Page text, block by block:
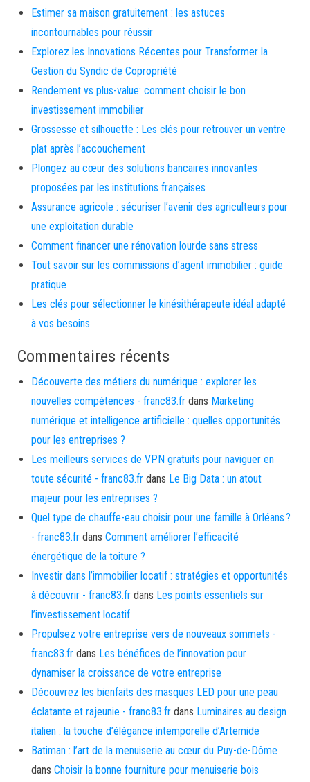
Estimer sa maison gratuitement : les astuces
incontournables pour réussir
Explorez les Innovations Récentes pour Transformer la
Gestion du Syndic de Copropriété
Rendement vs plus-value: comment choisir le bon
investissement immobilier
Grossesse et silhouette : Les clés pour retrouver un ventre
plat après l’accouchement
Plongez au cœur des solutions bancaires innovantes
proposées par les institutions françaises
Assurance agricole : sécuriser l’avenir des agriculteurs pour
une exploitation durable
Comment financer une rénovation lourde sans stress
Tout savoir sur les commissions d’agent immobilier : guide
pratique
Les clés pour sélectionner le kinésithérapeute idéal adapté
à vos besoins
Commentaires récents
Découverte des métiers du numérique : explorer les
nouvelles compétences - franc83.fr dans Marketing
numérique et intelligence artificielle : quelles opportunités
pour les entreprises ?
Les meilleurs services de VPN gratuits pour naviguer en
toute sécurité - franc83.fr dans Le Big Data : un atout
majeur pour les entreprises ?
Quel type de chauffe-eau choisir pour une famille à Orléans ?
- franc83.fr dans Comment améliorer l’efficacité
énergétique de la toiture ?
Investir dans l’immobilier locatif : stratégies et opportunités
à découvrir - franc83.fr dans Les points essentiels sur
l’investissement locatif
Propulsez votre entreprise vers de nouveaux sommets -
franc83.fr dans Les bénéfices de l’innovation pour
dynamiser la croissance de votre entreprise
Découvrez les bienfaits des masques LED pour une peau
éclatante et rajeunie - franc83.fr dans Luminaires au design
italien : la touche d’élégance intemporelle d’Artemide
Batiman : l’art de la menuiserie au cœur du Puy-de-Dôme
dans Choisir la bonne fourniture pour menuiserie bois